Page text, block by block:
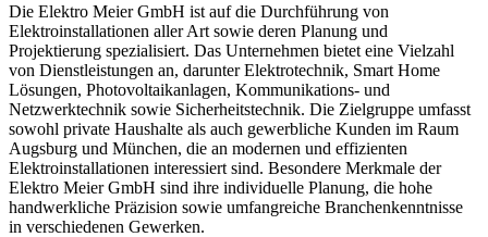
Die Elektro Meier GmbH ist auf die Durchführung von
Elektroinstallationen aller Art sowie deren Planung und
Projektierung spezialisiert. Das Unternehmen bietet eine Vielzahl
von Dienstleistungen an, darunter Elektrotechnik, Smart Home
Lösungen, Photovoltaikanlagen, Kommunikations- und
Netzwerktechnik sowie Sicherheitstechnik. Die Zielgruppe umfasst
sowohl private Haushalte als auch gewerbliche Kunden im Raum
Augsburg und München, die an modernen und effizienten
Elektroinstallationen interessiert sind. Besondere Merkmale der
Elektro Meier GmbH sind ihre individuelle Planung, die hohe
handwerkliche Präzision sowie umfangreiche Branchenkenntnisse
in verschiedenen Gewerken.